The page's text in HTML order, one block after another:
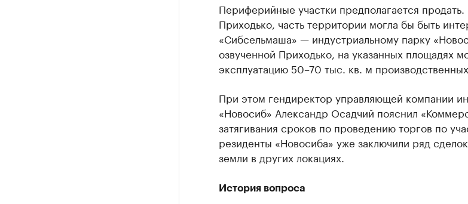
Периферийные участки предполагается
Приходько, часть территории могла бы быть
«Сибсельмаша» — индустриальному парку
озвученной Приходько, на указанных площадях
эксплуатацию 50–70 тыс. кв. м
При этом гендиректор управляющей компании
«Новосиб» Александр Осадчий пояснил
затягивания сроков по проведению торгов по
резиденты «Новосиба» уже заключили ряд
земли в других локациях.
История вопроса